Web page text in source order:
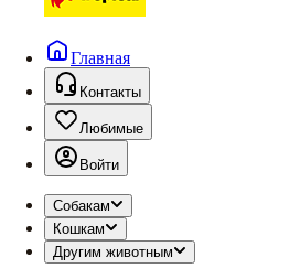
Главная
Контакты
Любимые
Войти
Собакам
Кошкам
Другим животным